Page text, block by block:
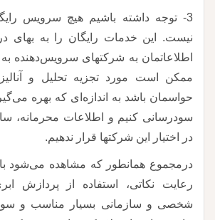
3- توجه داشته باشیم هیچ سرویس
نیست. این خدمات رایگان را به بهای در
اطلاعاتمان به شرکتهای سرویس‌دهنده
ممکن است مورد تجزیه تحلیل و
حواسمان باشد به اندازه‌ای که بهره
سودرسانی کنیم و اطلاعات محرمانه،
در اختیار این شرکتها قرار ندهیم.
درمجموع همانطور که مشاهده می‌شود
رعایت نکاتی، استفاده از پردازش
شخصی و سازمانی بسیار مناسب و